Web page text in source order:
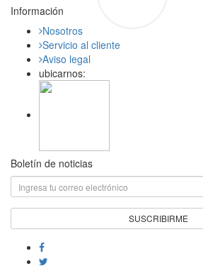
Información
Nosotros
Servicio al cliente
Aviso legal
ubicarnos:
Boletín de noticias